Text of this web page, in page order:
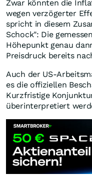
Zwar könnten die
wegen verzögerter
spricht in diesem
Schock": Die
Höhepunkt genau
Preisdruck bereits
Auch der US-
es die offiziellen
Kurzfristige
überinterpretiert